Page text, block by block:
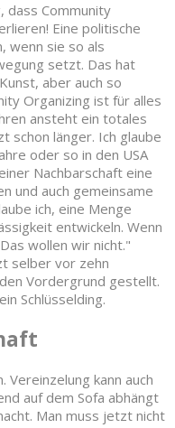
dass Community
Eine politische
wenn sie so als
setzt. Das hat
aber auch so
Organizing ist für alles
ansteht ein totales
schon länger. Ich glaube
oder so in den USA
Nachbarschaft eine
und auch gemeinsame
ich, eine Menge
entwickeln. Wenn
wollen wir nicht."
selber vor zehn
Vordergrund gestellt.
Schlüsselding.
Vereinzelung kann auch
auf dem Sofa abhängt
Man muss jetzt nicht